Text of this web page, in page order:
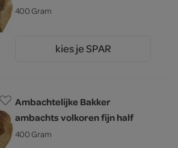
400 Gram
kies je SPAR
Ambachtelijke Bakker
ambachts volkoren fijn half
400 Gram